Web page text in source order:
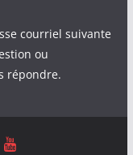
courriel suivante
ou
répondre.